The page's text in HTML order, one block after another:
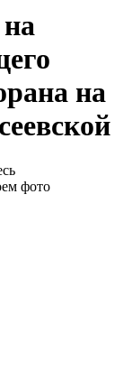
на
фото